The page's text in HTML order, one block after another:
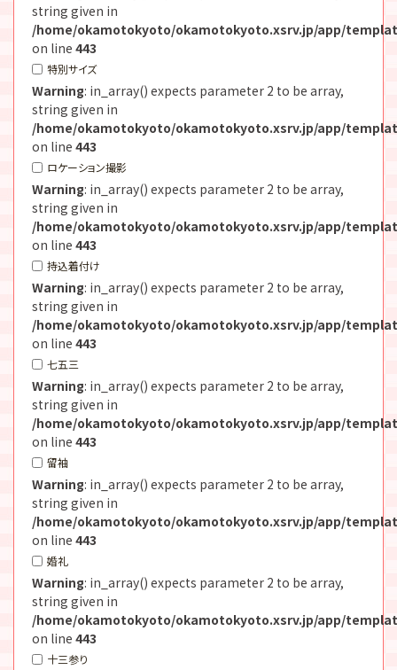
string given in
/home/okamotokyoto/okamotokyoto.xsrv.jp/app/
on line 443
特別サイズ
Warning: in_array() expects parameter 2 to be array,
string given in
/home/okamotokyoto/okamotokyoto.xsrv.jp/app/
on line 443
ロケーション撮影
Warning: in_array() expects parameter 2 to be array,
string given in
/home/okamotokyoto/okamotokyoto.xsrv.jp/app/
on line 443
持込着付け
Warning: in_array() expects parameter 2 to be array,
string given in
/home/okamotokyoto/okamotokyoto.xsrv.jp/app/
on line 443
七五三
Warning: in_array() expects parameter 2 to be array,
string given in
/home/okamotokyoto/okamotokyoto.xsrv.jp/app/
on line 443
留袖
Warning: in_array() expects parameter 2 to be array,
string given in
/home/okamotokyoto/okamotokyoto.xsrv.jp/app/
on line 443
婚礼
Warning: in_array() expects parameter 2 to be array,
string given in
/home/okamotokyoto/okamotokyoto.xsrv.jp/app/
on line 443
十三参り